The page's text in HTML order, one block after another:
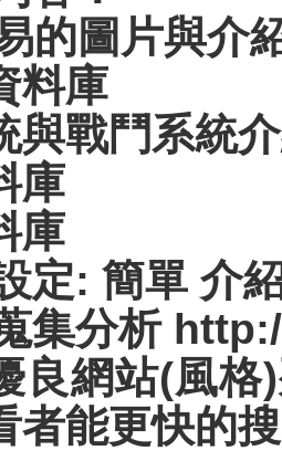
的圖片與介
料庫
與戰鬥系統
庫
庫
定: 簡單 介
集分析
網站(風格
者能更快的